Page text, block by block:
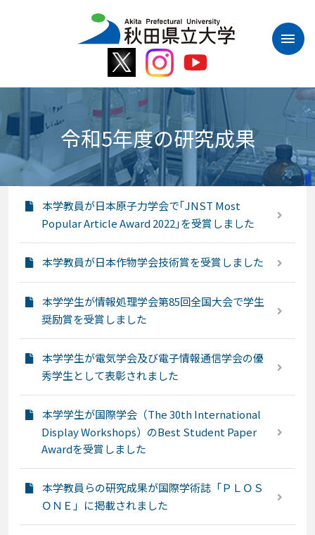
プ
令和5年度の研究成果
本学教員が日本原子力学会で｢JNST Most
Popular Article Award 2022｣を受賞しました
本学教員が日本作物学会技術賞を受賞しました
本学学生が情報処理学会第85回全国大会で学生
奨励賞を受賞しました
本学学生が電気学会及び電子情報通信学会の優
秀学生として表彰されました
本学学生が国際学会（The 30th International
Display Workshops）のBest Student Paper
Awardを受賞しました
本学教員らの研究成果が国際学術誌「ＰＬＯＳ
ＯＮＥ」に掲載されました